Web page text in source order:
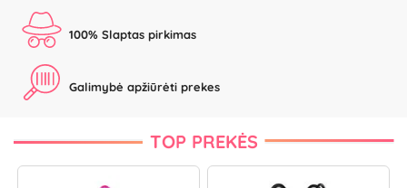
100% Slaptas pirkimas
Galimybė apžiūrėti prekes
TOP PREKĖS